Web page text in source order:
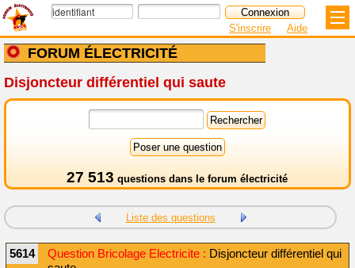
FORUM ÉLECTRICITÉ
S'inscrire Aide
Disjoncteur différentiel qui saute
27 513 questions dans le forum électricité
Liste des questions
5614 Question Bricolage Electricite : Disjoncteur différentiel qui